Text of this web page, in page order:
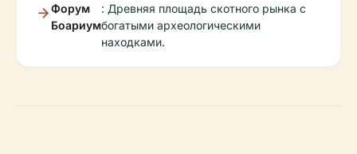
Форум
Боариум
: Древняя площадь скотного рынка с
богатыми археологическими
находками.